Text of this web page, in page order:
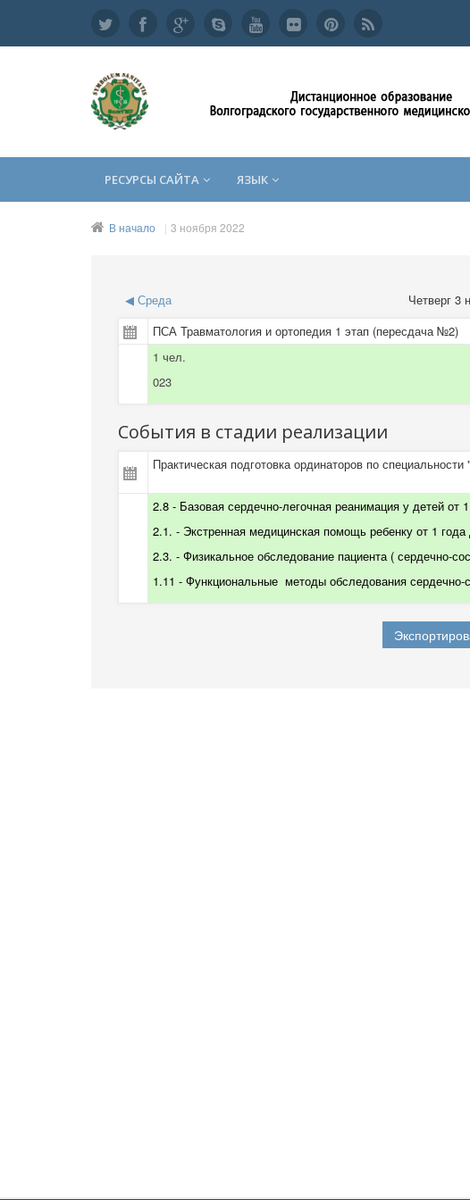
РЕСУРСЫ САЙТА ЯЗЫК
В начало 3 ноября 2022
◀ Среда Четверг 3
ПСА Травматология и ортопедия 1 этап (пересдача №2)
1 чел.
023
События в стадии реализации
Практическая подготовка ординаторов по
2.8 - Базовая сердечно-легочная реанимация у детей от
2.1. - Экстренная медицинская помощь ребенку от 1
2.3. - Физикальное обследование пациента ( сердечно-
1.11 - Функциональные методы обследования сердечно-